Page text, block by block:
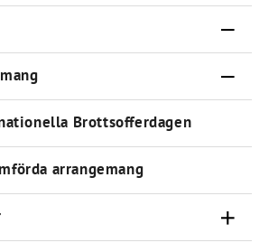
Brottsofferdagen
arrangemang